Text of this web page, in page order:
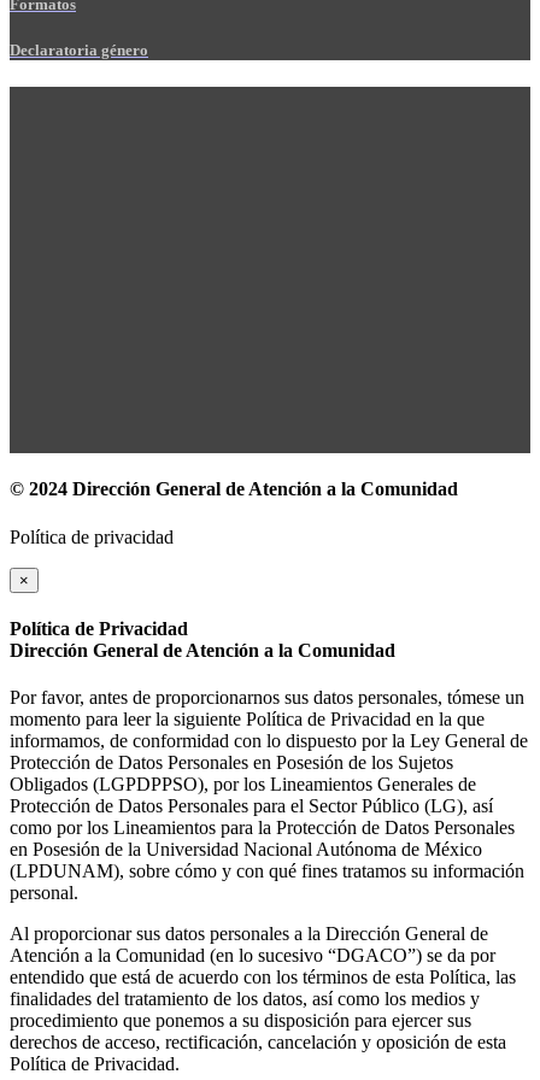
Formatos
Declaratoria género
© 2024 Dirección General de Atención a la Comunidad
Política de privacidad
×
Política de Privacidad
Dirección General de Atención a la Comunidad
Por favor, antes de proporcionarnos sus datos personales, tómese un
momento para leer la siguiente Política de Privacidad en la que
informamos, de conformidad con lo dispuesto por la Ley General de
Protección de Datos Personales en Posesión de los Sujetos
Obligados (LGPDPPSO), por los Lineamientos Generales de
Protección de Datos Personales para el Sector Público (LG), así
como por los Lineamientos para la Protección de Datos Personales
en Posesión de la Universidad Nacional Autónoma de México
(LPDUNAM), sobre cómo y con qué fines tratamos su información
personal.
Al proporcionar sus datos personales a la Dirección General de
Atención a la Comunidad (en lo sucesivo “DGACO”) se da por
entendido que está de acuerdo con los términos de esta Política, las
finalidades del tratamiento de los datos, así como los medios y
procedimiento que ponemos a su disposición para ejercer sus
derechos de acceso, rectificación, cancelación y oposición de esta
Política de Privacidad.